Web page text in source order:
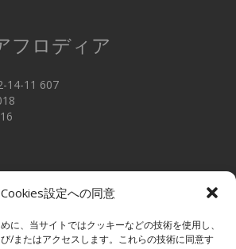
Cookies設定への同意
に、当サイトではクッキーなどの技術を使用し、
/またはアクセスします。これらの技術に同意す
フロディア
14-11 607
せ
ティング